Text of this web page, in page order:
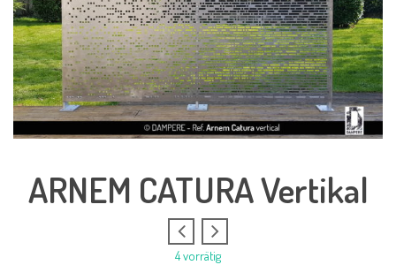
ARNEM CATURA Vertikal
4 vorrätig